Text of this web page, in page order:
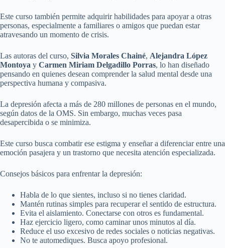
Este curso también permite adquirir habilidades para apoyar a otras
personas, especialmente a familiares o amigos que puedan estar
atravesando un momento de crisis.
Las autoras del curso, Silvia Morales Chainé, Alejandra López
Montoya y Carmen Miriam Delgadillo Porras, lo han diseñado
pensando en quienes desean comprender la salud mental desde una
perspectiva humana y compasiva.
La depresión afecta a más de 280 millones de personas en el mundo,
según datos de la OMS. Sin embargo, muchas veces pasa
desapercibida o se minimiza.
Este curso busca combatir ese estigma y enseñar a diferenciar entre una
emoción pasajera y un trastorno que necesita atención especializada.
Consejos básicos para enfrentar la depresión:
Habla de lo que sientes, incluso si no tienes claridad.
Mantén rutinas simples para recuperar el sentido de estructura.
Evita el aislamiento. Conectarse con otros es fundamental.
Haz ejercicio ligero, como caminar unos minutos al día.
Reduce el uso excesivo de redes sociales o noticias negativas.
No te automediques. Busca apoyo profesional.